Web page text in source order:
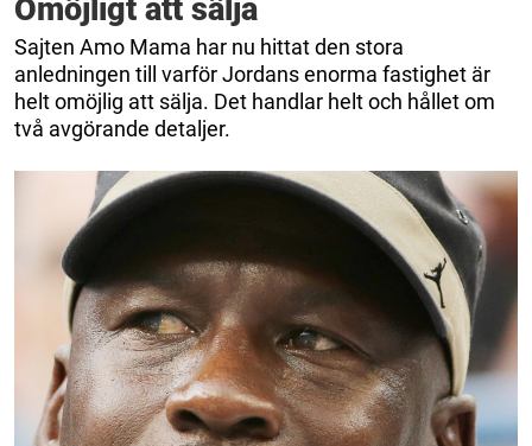
Omöjligt att sälja
Sajten Amo Mama har nu hittat den stora
anledningen till varför Jordans enorma fastighet är
helt omöjlig att sälja. Det handlar helt och hållet om
två avgörande detaljer.